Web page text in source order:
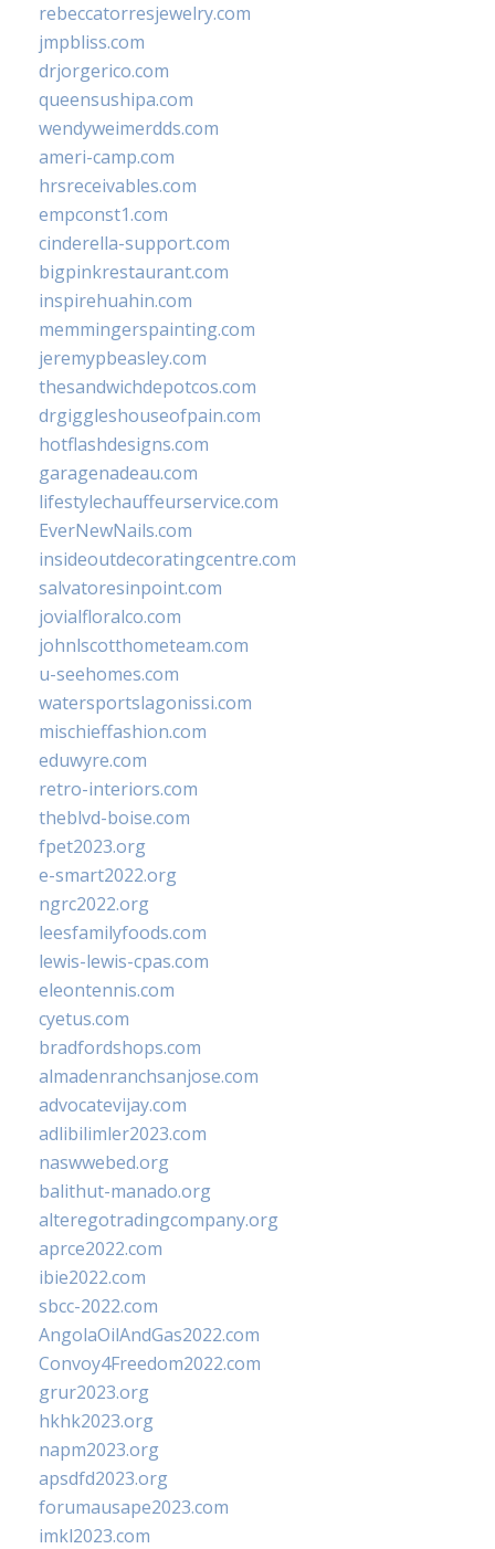
rebeccatorresjewelry.com
jmpbliss.com
drjorgerico.com
queensushipa.com
wendyweimerdds.com
ameri-camp.com
hrsreceivables.com
empconst1.com
cinderella-support.com
bigpinkrestaurant.com
inspirehuahin.com
memmingerspainting.com
jeremypbeasley.com
thesandwichdepotcos.com
drgiggleshouseofpain.com
hotflashdesigns.com
garagenadeau.com
lifestylechauffeurservice.com
EverNewNails.com
insideoutdecoratingcentre.com
salvatoresinpoint.com
jovialfloralco.com
johnlscotthometeam.com
u-seehomes.com
watersportslagonissi.com
mischieffashion.com
eduwyre.com
retro-interiors.com
theblvd-boise.com
fpet2023.org
e-smart2022.org
ngrc2022.org
leesfamilyfoods.com
lewis-lewis-cpas.com
eleontennis.com
cyetus.com
bradfordshops.com
almadenranchsanjose.com
advocatevijay.com
adlibilimler2023.com
naswwebed.org
balithut-manado.org
alteregotradingcompany.org
aprce2022.com
ibie2022.com
sbcc-2022.com
AngolaOilAndGas2022.com
Convoy4Freedom2022.com
grur2023.org
hkhk2023.org
napm2023.org
apsdfd2023.org
forumausape2023.com
imkl2023.com